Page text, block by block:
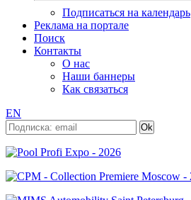
Подписаться на календарь
Реклама на портале
Поиск
Контакты
О нас
Наши баннеры
Как связаться
EN